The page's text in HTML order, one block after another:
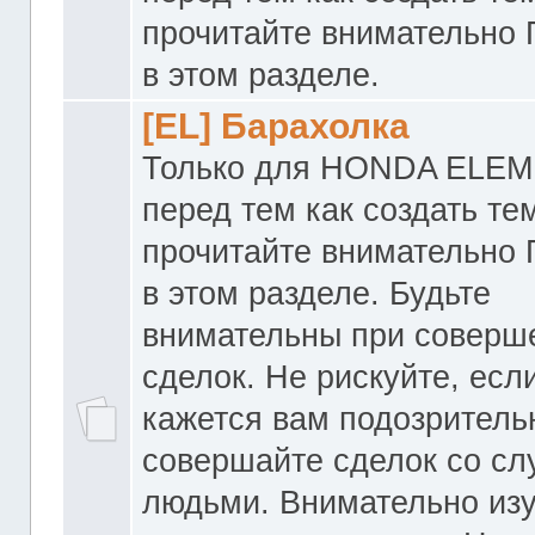
прочитайте
в этом разделе.
[EL] Барахолка
Только для HONDA
перед тем как создать
прочитайте
в этом разделе. Будьте
внимательны при
сделок. Не рискуйте,
кажется вам
совершайте сделок со
людьми. Внимательно